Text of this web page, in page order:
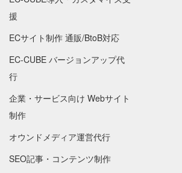
援
ECサイト制作 通販/BtoB対応
EC-CUBE バージョンアップ代
行
企業・サービス向け Webサイト
制作
オウンドメディア運営代行
SEO記事・コンテンツ制作